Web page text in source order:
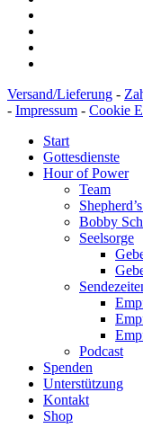
Versand/Lieferung -
- Impressum - Cookie
Start
Gottesdienste
Hour of Power
Team
Bobby
Seelsorge
Podcast
Spenden
Unterstützung
Kontakt
Shop